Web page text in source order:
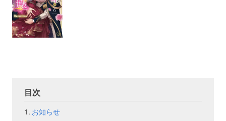
目次
お知らせ